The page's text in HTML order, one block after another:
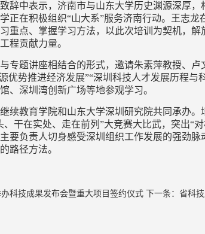
辞中表示，济南市与山东大学历史渊源深厚，
正在积极组织“山大系”服务济南行动。王志
重点、掌握学习方法，以此次培训为契机，
程贡献力量。
专题讲座相结合的形式，邀请朱素萍教授、
优势推进经济发展”“深圳科技人才发展历程
、深圳湾创新广场等地参观学习。
续教育学院和山东大学深圳研究院共同承办
、干在实处、走在前列”大竞赛大比武，突出“
要负责人切身感受深圳组织工作发展的强劲
路径方法。
科技成果发布会暨重大项目签约仪式 下一条： 省科